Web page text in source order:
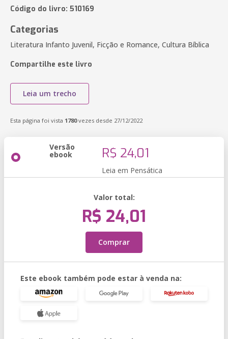
Código do livro: 510169
Categorias
Literatura Infanto Juvenil, Ficção e Romance, Cultura Bíblica
Compartilhe este livro
Leia um trecho
Esta página foi vista 1780vezes desde 27/12/2022
Versão
ebook R$ 24,01
Leia em Pensática
Valor total:
R$ 24,01
Comprar
Este ebook também pode estar à venda na: